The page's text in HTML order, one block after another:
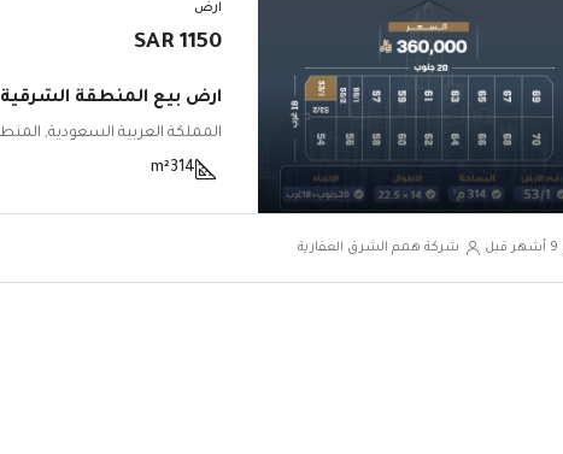
ارض
1150 SAR
ارض بيع المنطقة الشرقية
314
m²
شركة همم الشرق العقارية